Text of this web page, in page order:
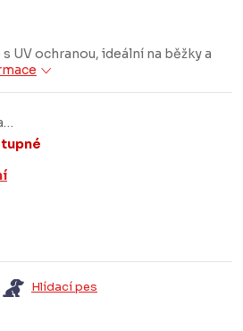
UV ochranou, ideální na běžky a
Hlídací pes